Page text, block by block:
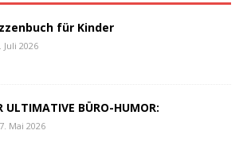
für Kinder
Juli 2026
ULTIMATIVE BÜRO-HUMOR:
Mai 2026